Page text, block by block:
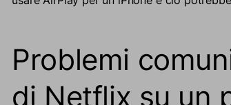
Problemi
di Netflix su un